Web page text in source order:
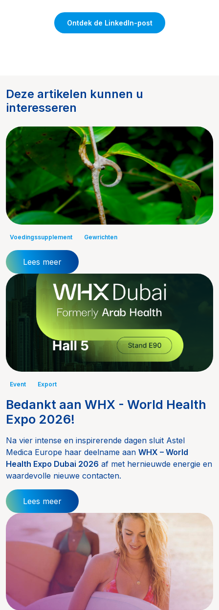
Ontdek de LinkedIn-post
Deze artikelen kunnen u
interesseren
Voedingssupplement Gewrichten
Lees meer
Event Export
Bedankt aan WHX - World Health
Expo 2026!
Na vier intense en inspirerende dagen sluit Astel
Medica Europe haar deelname aan WHX – World
Health Expo Dubai 2026 af met hernieuwde energie en
waardevolle nieuwe contacten.
Lees meer